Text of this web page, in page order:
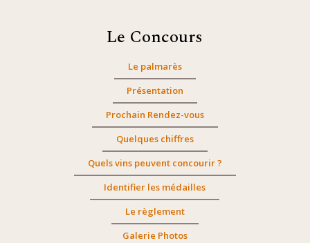
Le Concours
Le palmarès
Présentation
Prochain Rendez-vous
Quelques chiffres
Quels vins peuvent concourir ?
Identifier les médailles
Le règlement
Galerie Photos